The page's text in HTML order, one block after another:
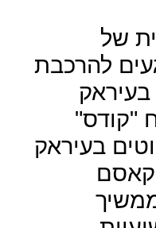
של
להרכבת
"קודס"
בעיראק
קאסם